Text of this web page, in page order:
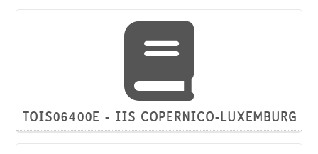
TOIS06400E - IIS COPERNICO-LUXEMBURG